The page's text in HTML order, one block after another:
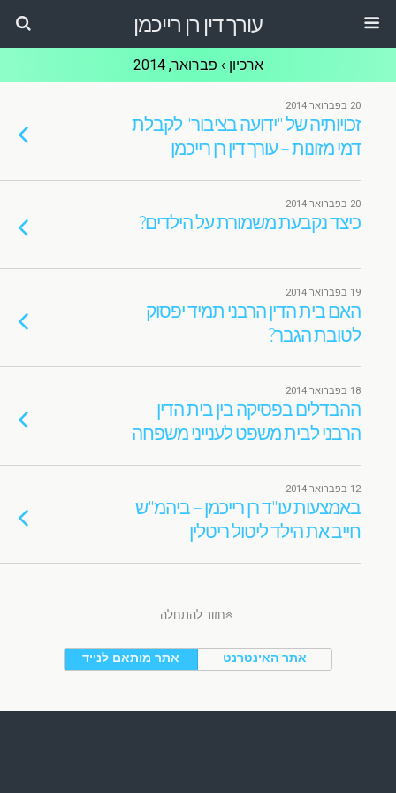
עורך דין רן רייכמן
ארכיון › פברואר, 2014
20 בפברואר 2014
זכויותיה של "ידועה בציבור" לקבלת
דמי מזונות – עורך דין רן רייכמן
20 בפברואר 2014
כיצד נקבעת משמורת על הילדים?
19 בפברואר 2014
האם בית הדין הרבני תמיד יפסוק
לטובת הגבר?
18 בפברואר 2014
ההבדלים בפסיקה בין בית הדין
הרבני לבית משפט לענייני משפחה
12 בפברואר 2014
באמצעות עו"ד רן רייכמן – ביהמ"ש
חייב את הילד ליטול ריטלין
חזור להתחלה
אתר מותאם לנייד אתר האינטרנט